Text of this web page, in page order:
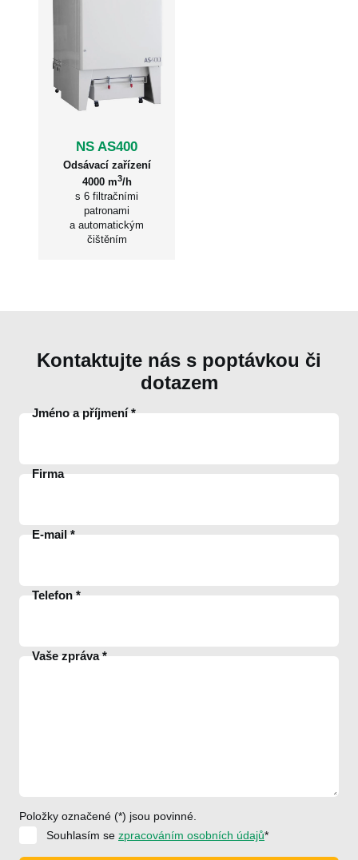
průměr vývodů pro
celkové rozměry
hmotnostNS AS400
Odsávací zařízení
4000 m3/h
s 6 filtračními
patronami
a automatickým
čištěním
Kontaktujte nás s poptávkou či
dotazem
Jméno a příjmení
Firma
E-mail
Telefon
Vaše zpráva
Položky označené (*) jsou povinné.
Souhlasím se zpracováním osobních údajů*